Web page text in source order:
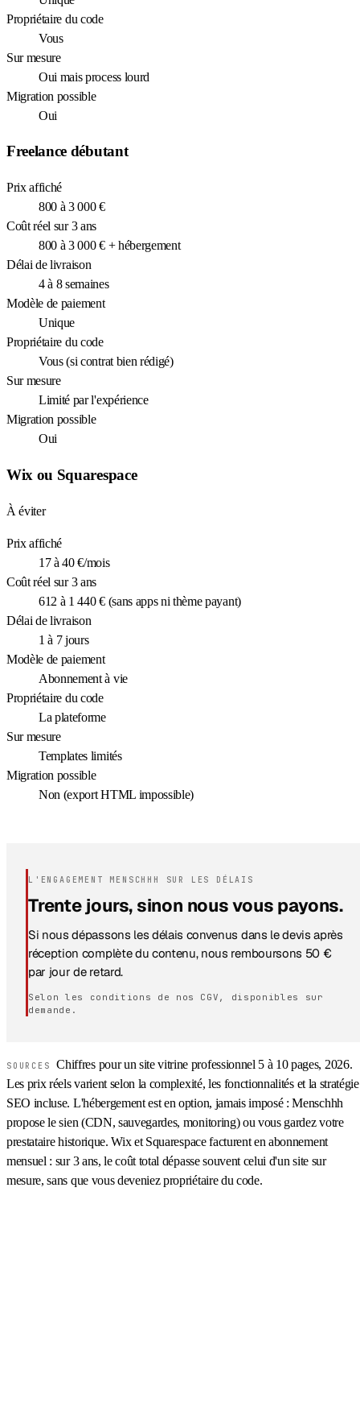
Propriétaire du code
Vous
Sur mesure
Oui mais process lourd
Migration possible
Oui
Freelance débutant
Prix affiché
800 à 3 000 €
Coût réel sur 3 ans
800 à 3 000 € + hébergement
Délai de livraison
4 à 8 semaines
Modèle de paiement
Unique
Propriétaire du code
Vous (si contrat bien rédigé)
Sur mesure
Limité par l'expérience
Migration possible
Oui
Wix ou Squarespace
À éviter
Prix affiché
17 à 40 €/mois
Coût réel sur 3 ans
612 à 1 440 € (sans apps ni thème payant)
Délai de livraison
1 à 7 jours
Modèle de paiement
Abonnement à vie
Propriétaire du code
La plateforme
Sur mesure
Templates limités
Migration possible
Non (export HTML impossible)
L'ENGAGEMENT MENSCHHH SUR LES DÉLAIS
Trente jours, sinon nous vous payons.
Si nous dépassons les délais convenus dans le devis après
réception complète du contenu, nous remboursons 50 €
par jour de retard.
Selon les conditions de nos CGV, disponibles sur
demande.
SOURCESChiffres pour un site vitrine professionnel 5 à 10 pages, 2026.
Les prix réels varient selon la complexité, les fonctionnalités et la stratégie
SEO incluse. L'hébergement est en option, jamais imposé : Menschhh
propose le sien (CDN, sauvegardes, monitoring) ou vous gardez votre
prestataire historique. Wix et Squarespace facturent en abonnement
mensuel : sur 3 ans, le coût total dépasse souvent celui d'un site sur
mesure, sans que vous deveniez propriétaire du code.